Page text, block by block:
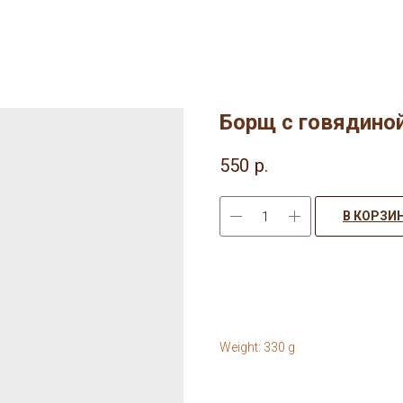
Борщ с
550 р.
В
Weight: 330 g